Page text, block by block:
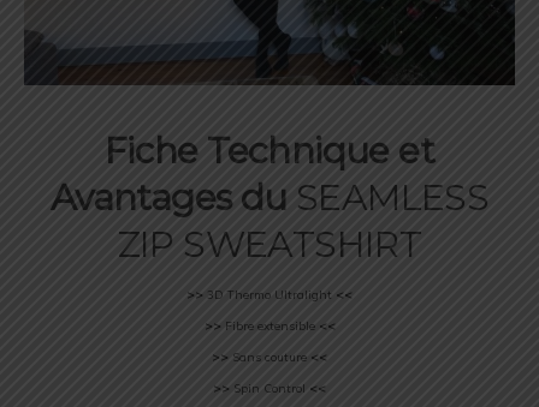
Fiche Technique et
Avantages du SEAMLESS
ZIP SWEATSHIRT
>> 3D Thermo Ultralight <<
>> Fibre extensible <<
>> Sans couture <<
>> Spin Control <<